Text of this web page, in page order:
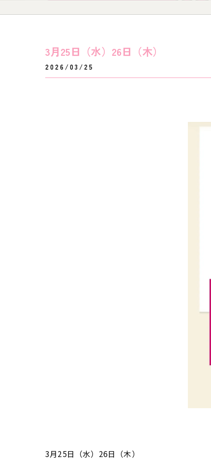
3月25日（水）26日（木）
2026/03/25
3月25日（水）26日（木）